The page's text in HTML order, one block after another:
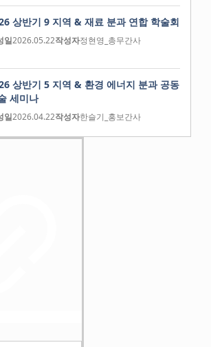
상반기 9 지역 & 재료 분과 연합 학술회
일2026.05.22작성자정현영_총무간사
상반기 5 지역 & 환경 에너지 분과 공동
세미나
일2026.04.22작성자한슬기_홍보간사